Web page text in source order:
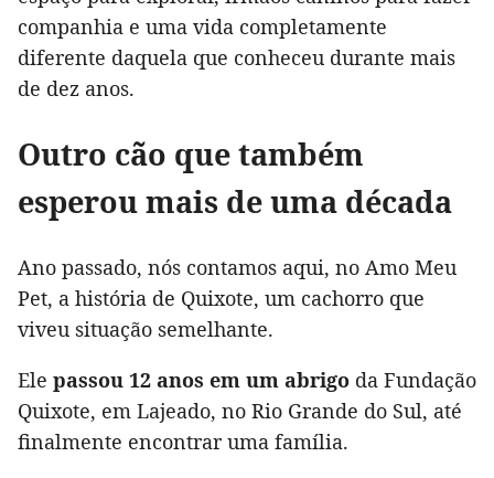
companhia e uma vida completamente
diferente daquela que conheceu durante mais
de dez anos.
Outro cão que também
esperou mais de uma década
Ano passado, nós contamos aqui, no Amo Meu
Pet, a história de Quixote, um cachorro que
viveu situação semelhante.
Ele passou 12 anos em um abrigo da Fundação
Quixote, em Lajeado, no Rio Grande do Sul, até
finalmente encontrar uma família.